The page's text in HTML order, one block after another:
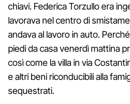
chiavi. Federica Torzullo era
lavorava nel centro di
andava al lavoro in auto.
piedi da casa venerdì mattina
così come la villa in via
e altri beni riconducibili alla
sequestrati.